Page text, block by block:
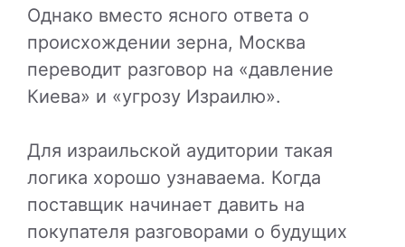
Однако вместо ясного ответа о
происхождении зерна, Москва
переводит разговор на «давление
Киева» и «угрозу Израилю».
Для израильской аудитории такая
логика хорошо узнаваема. Когда
поставщик начинает давить на
покупателя разговорами о будущих